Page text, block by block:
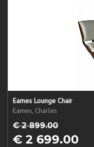
Eames Lounge Chair
Eames, Charles
€ 2 899.00
€ 2 699.00